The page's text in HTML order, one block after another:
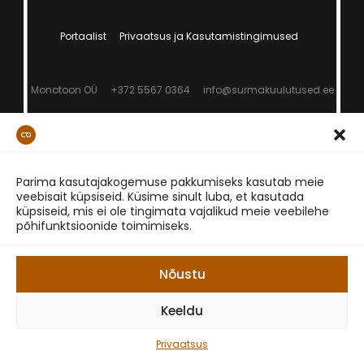
Parima kasutajakogemuse pakkumiseks kasutab meie
veebisait küpsiseid. Küsime sinult luba, et kasutada
küpsiseid, mis ei ole tingimata vajalikud meie veebilehe
põhifunktsioonide toimimiseks.
Nõustu
Keeldu
Privaatsus
Portaalist Privaatsus ja Kasutamistingimused
Monotoon OÜ +372 5567 0364 info@surmakuulutused.ee